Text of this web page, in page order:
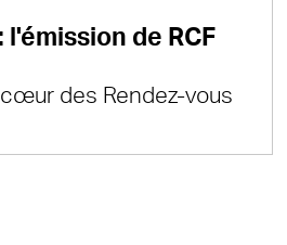
de RCF
cœur des Rendez-vous